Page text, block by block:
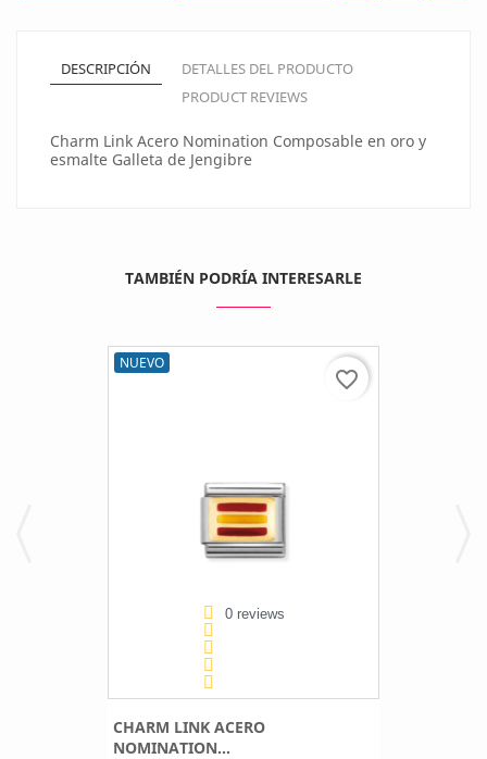
DESCRIPCIÓN
DETALLES DEL PRODUCTO
PRODUCT REVIEWS
Charm Link Acero Nomination Composable en oro y
esmalte Galleta de Jengibre
TAMBIÉN PODRÍA INTERESARLE
NUEVO
0 reviews
CHARM LINK ACERO
NOMINATION...
favorite_border